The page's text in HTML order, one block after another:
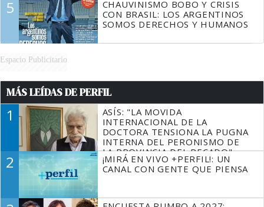
5
CHAUVINISMO BOBO Y CRISIS
CON BRASIL: LOS ARGENTINOS
SOMOS DERECHOS Y HUMANOS
Espacio Publicitario
MÁS LEÍDAS DE PERFIL
1
ASÍS: "LA MOVIDA
INTERNACIONAL DE LA
DOCTORA TENSIONA LA PUGNA
INTERNA DEL PERONISMO DE
LA PROVINCIA DEL PECADO"
2
¡MIRÁ EN VIVO +PERFIL!: UN
CANAL CON GENTE QUE PIENSA